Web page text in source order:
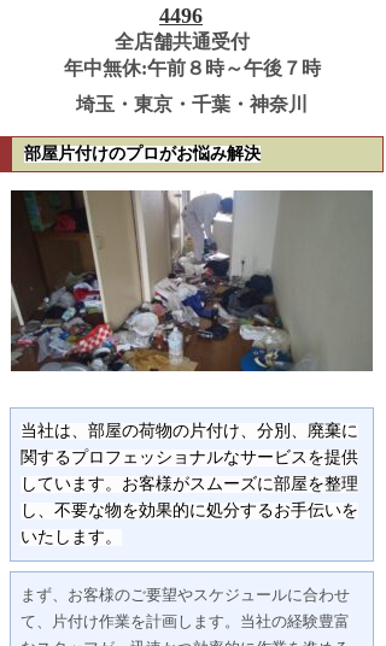
4496
全店舗共通受付
年中無休:午前８時～午後７時
埼玉・東京・千葉・神奈川
部屋片付けのプロがお悩み解決
当社は、部屋の荷物の片付け、分別、廃棄に
関するプロフェッショナルなサービスを提供
しています。お客様がスムーズに部屋を整理
し、不要な物を効果的に処分するお手伝いを
いたします。
まず、お客様のご要望やスケジュールに合わせ
て、片付け作業を計画します。当社の経験豊富